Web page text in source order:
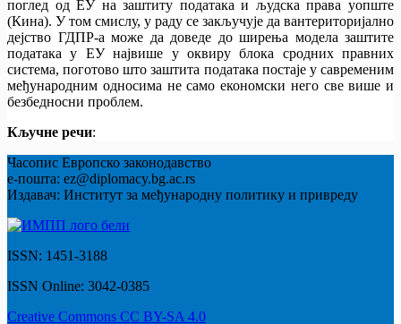
поглед од ЕУ на заштиту података и људска права уопште
(Кина). У том смислу, у раду се закључује да вантериторијално
дејство ГДПР-а може да доведе до ширења модела заштите
података у ЕУ највише у оквиру блока сродних правних
система, поготово што заштита података постаје у савременим
међународним односима не само економски него све више и
безбедносни проблем.
Кључне речи:
Часопис Европско законодавство
е-пошта: ez@diplomacy.bg.ac.rs
Издавач: Институт за међународну политику и привреду
ISSN: 1451-3188
ISSN Online: 3042-0385
Creative Commons CC BY-SA 4.0